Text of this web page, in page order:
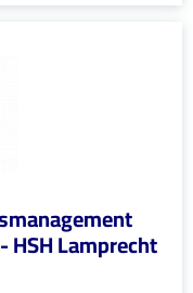
HSH Lamprecht